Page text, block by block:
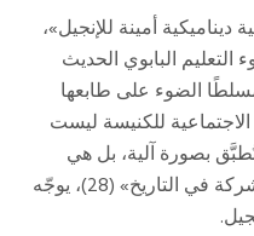
أمينة للإنجيل»،
التعليم البابوي الحديث
مسلطًا الضوء على طابعها
(17). فالعقيدة الاجتماعية للكنيسة ليست
بصورة آلية، بل هي
«مسيرة تمييز جماعي» و«لاهوت شركة في التاريخ» (28)، يوجّه